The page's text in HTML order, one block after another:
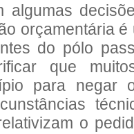
algumas
orçamentária
do pólo
que
para negar
o